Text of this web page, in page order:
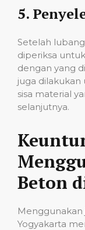
5.
Setelah
diperiksa
dengan yang
juga dilakukan
sisa material
selanjutnya.
Beton
Menggunakan
Yogyakarta